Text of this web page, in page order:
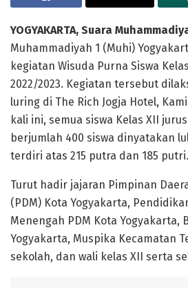
YOGYAKARTA, Suara
Muhammadiyah 1 (Muhi)
kegiatan Wisuda Purna Siswa
2022/2023. Kegiatan tersebut
luring di The Rich Jogja Hotel,
kali ini, semua siswa Kelas XII
berjumlah 400 siswa dinyatakan
terdiri atas 215 putra dan 185 putri.
Turut hadir jajaran Pimpinan
(PDM) Kota Yogyakarta,
Menengah PDM Kota Yogyakarta,
Yogyakarta, Muspika Kecamatan
sekolah, dan wali kelas XII serta